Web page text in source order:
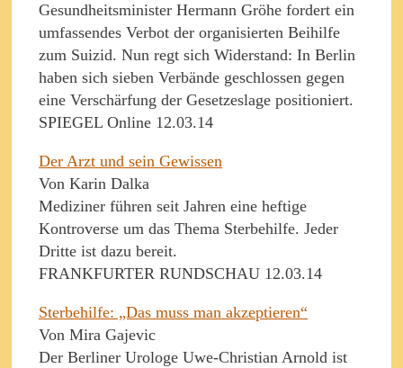
Gesundheitsminister Hermann Gröhe fordert ein
umfassendes Verbot der organisierten Beihilfe
zum Suizid. Nun regt sich Widerstand: In Berlin
haben sich sieben Verbände geschlossen gegen
eine Verschärfung der Gesetzeslage positioniert.
SPIEGEL Online 12.03.14
Der Arzt und sein Gewissen
Von Karin Dalka
Mediziner führen seit Jahren eine heftige
Kontroverse um das Thema Sterbehilfe. Jeder
Dritte ist dazu bereit.
FRANKFURTER RUNDSCHAU 12.03.14
Sterbehilfe: „Das muss man akzeptieren“
Von Mira Gajevic
Der Berliner Urologe Uwe-Christian Arnold ist